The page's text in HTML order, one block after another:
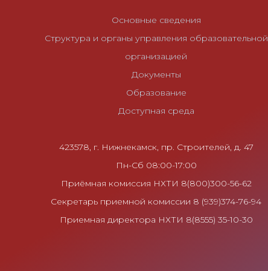
п
с
м
Основные сведения
Структура и органы управления образовательной
организацией
Документы
Образование
Доступная среда
423578, г. Нижнекамск, пр. Строителей, д. 47
Пн-Сб 08:00-17:00
Приёмная комиссия НХТИ 8(800)300-56-62
Секретарь приемной комиссии 8 (939)374-76-94
Приемная директора НХТИ 8(8555) 35-10-30